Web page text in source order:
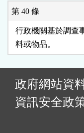
第 40 條
行政機關基於調
政府網站資
資訊安全政